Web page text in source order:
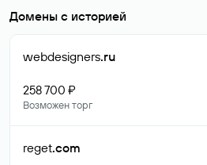
Домены с историей
webdesigners.ru
258 700 ₽
Возможен торг
reget.com